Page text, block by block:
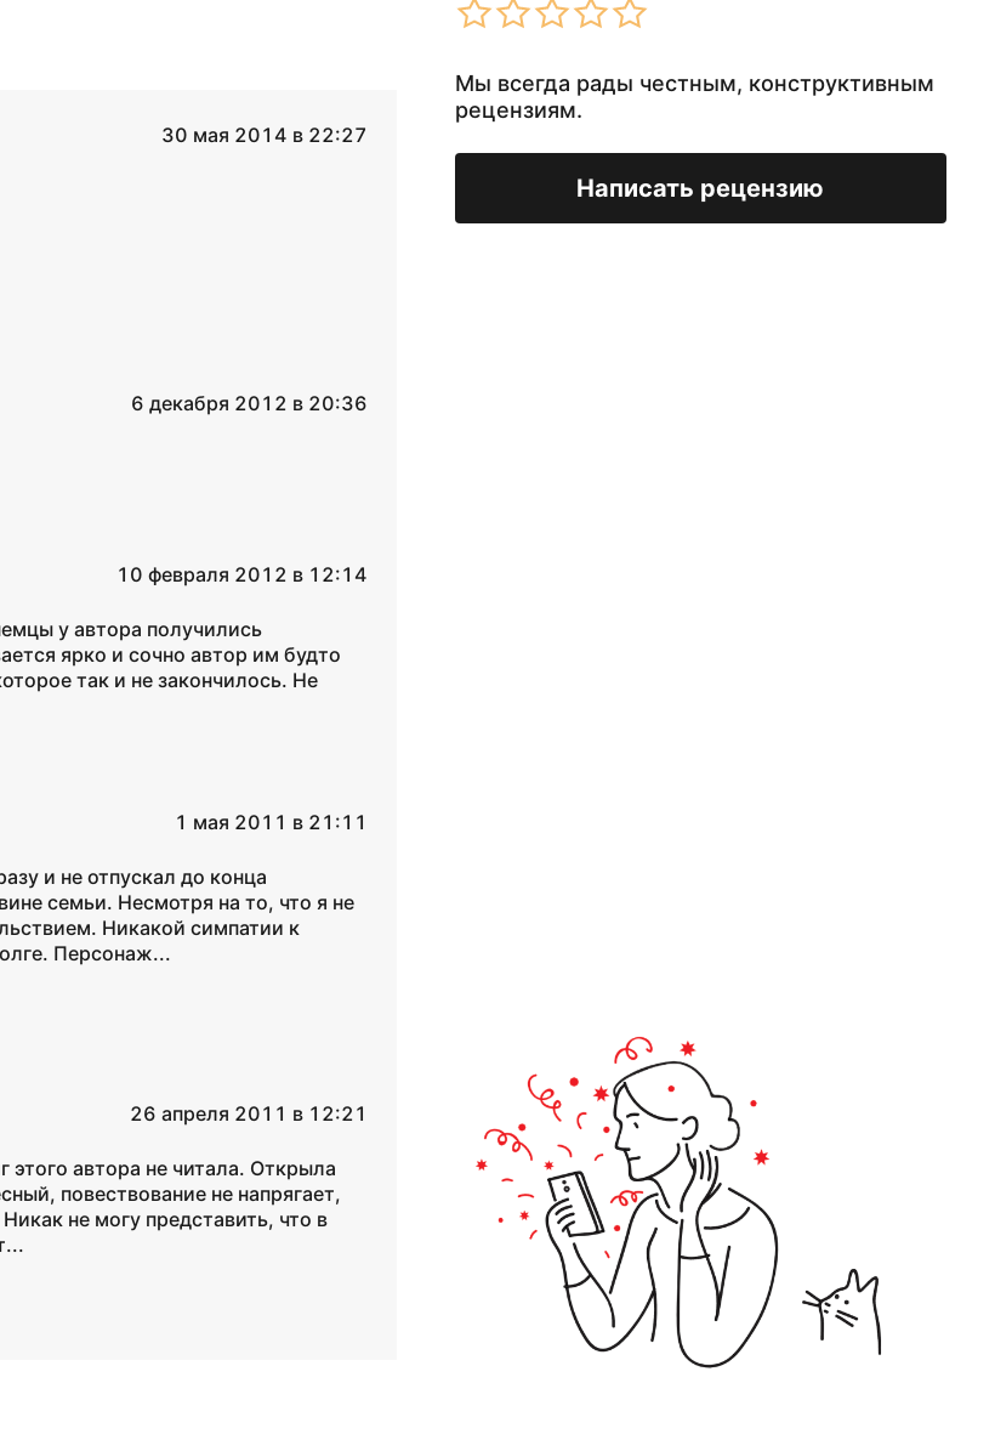
Мы всегда рады честным, конструктивным
рецензиям.
Написать рецензию
30 мая 2014 в 22:27
6 декабря 2012 в 20:36
10 февраля 2012 в 12:14
у автора получились
ярко и сочно автор им будто
так и не закончилось. Не
1 мая 2011 в 21:11
и не отпускал до конца
семьи. Несмотря на то, что я не
Никакой симпатии к
Персонаж...
26 апреля 2011 в 12:21
этого автора не читала. Открыла
повествование не напрягает,
не могу представить, что в